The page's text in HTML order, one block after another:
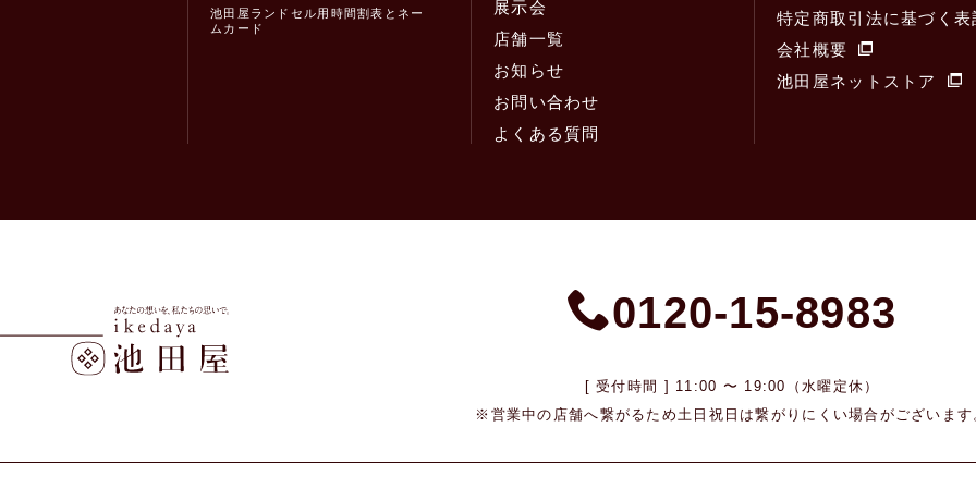
池田屋ランドセル用時間割表とネー
ムカード
展示会
店舗一覧
お知らせ
お問い合わせ
よくある質問
特定商取引法に基づく表
会社概要
池田屋ネットストア
0120-15-8983
[ 受付時間 ] 11:00 〜 19:00（水曜定休）
※営業中の店舗へ繋がるため 土日祝日は繋がりにくい場合がございます